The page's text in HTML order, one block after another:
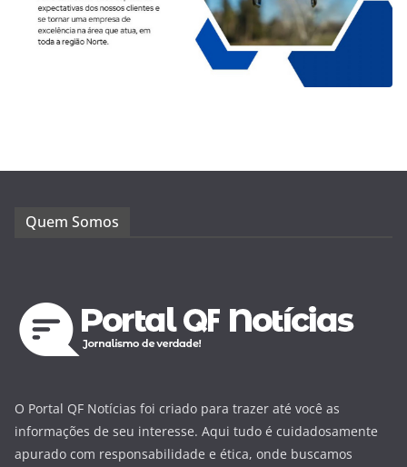
Quem Somos
O Portal QF Notícias foi criado para trazer até você as
informações de seu interesse. Aqui tudo é cuidadosamente
apurado com responsabilidade e ética, onde buscamos